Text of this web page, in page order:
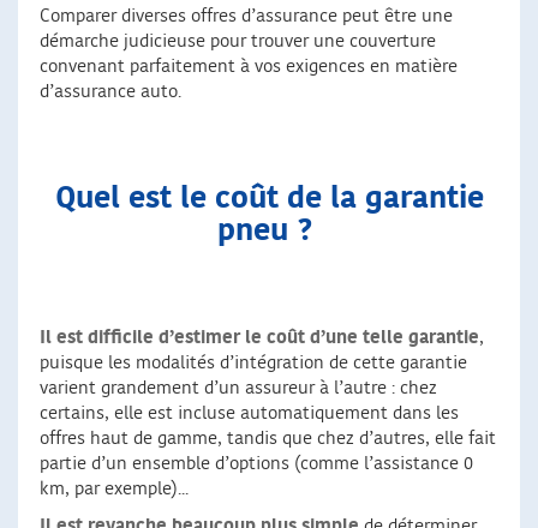
Comparer diverses offres d’assurance peut être une
démarche judicieuse pour trouver une couverture
convenant parfaitement à vos exigences en matière
d’assurance auto.
Quel est le coût de la garantie
pneu ?
Il est difficile d’estimer le coût d’une telle garantie,
puisque les modalités d’intégration de cette garantie
varient grandement d’un assureur à l’autre : chez
certains, elle est incluse automatiquement dans les
offres haut de gamme, tandis que chez d’autres, elle fait
partie d’un ensemble d’options (comme l’assistance 0
km, par exemple)...